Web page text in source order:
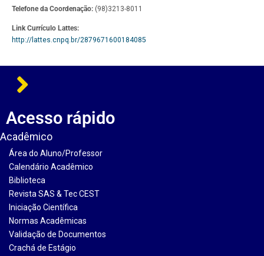
Telefone da Coordenação: (98)3213-8011
Link Currículo Lattes:
http://lattes.cnpq.br/2879671600184085
Acesso rápido
Acadêmico
Área do Aluno/Professor
Calendário Acadêmico
Biblioteca
Revista SAS & Tec CEST
Iniciação Científica
Normas Acadêmicas
Validação de Documentos
Crachá de Estágio